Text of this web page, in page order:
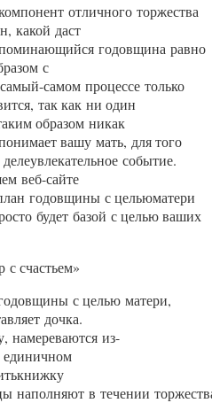
отличного торжества
какой даст
годовщина равно
с
самом процессе только
так как ни один
образом никак
вашу мать, для того
событие.
веб-сайте
годовщины с цельюматери
будет базой с целью ваших
счастьем»
с целью матери,
дочка.
намереваются из-
единичном
наполняют в течении